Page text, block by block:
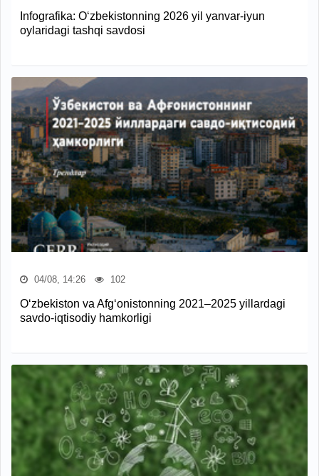
Infografika: O‘zbekistonning 2026 yil yanvar-iyun
oylaridagi tashqi savdosi
04/08, 14:26 102
O‘zbekiston va Afg‘onistonning 2021–2025 yillardagi
savdo-iqtisodiy hamkorligi